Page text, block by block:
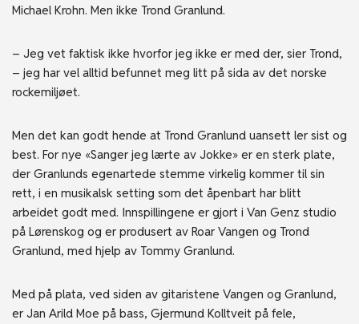
Michael Krohn. Men ikke Trond Granlund.
– Jeg vet faktisk ikke hvorfor jeg ikke er med der, sier Trond,
– jeg har vel alltid befunnet meg litt på sida av det norske
rockemiljøet.
Men det kan godt hende at Trond Granlund uansett ler sist og
best. For nye «Sanger jeg lærte av Jokke» er en sterk plate,
der Granlunds egenartede stemme virkelig kommer til sin
rett, i en musikalsk setting som det åpenbart har blitt
arbeidet godt med. Innspillingene er gjort i Van Genz studio
på Lørenskog og er produsert av Roar Vangen og Trond
Granlund, med hjelp av Tommy Granlund.
Med på plata, ved siden av gitaristene Vangen og Granlund,
er Jan Arild Moe på bass, Gjermund Kolltveit på fele,